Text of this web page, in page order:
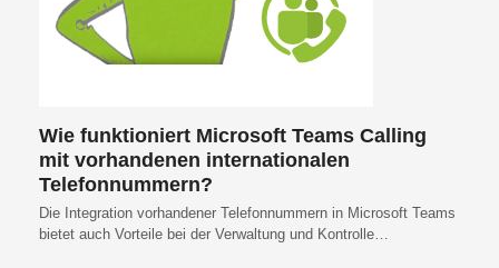
Wie funktioniert Microsoft Teams Calling
mit vorhandenen internationalen
Telefonnummern?
Die Integration vorhandener Telefonnummern in Microsoft Teams
bietet auch Vorteile bei der Verwaltung und Kontrolle…